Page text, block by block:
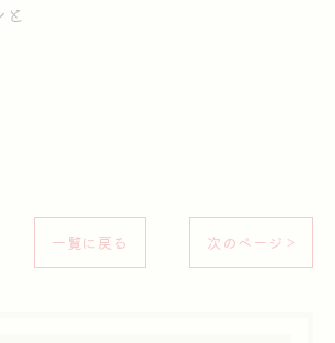
一覧に戻る 次のページ >